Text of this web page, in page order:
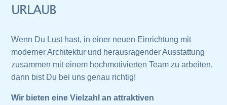
URLAUB
Wenn Du Lust hast, in einer neuen Einrichtung mit
moderner Architektur und herausragender Ausstattung
zusammen mit einem hochmotivierten Team zu arbeiten,
dann bist Du bei uns genau richtig!
Wir bieten eine Vielzahl an attraktiven